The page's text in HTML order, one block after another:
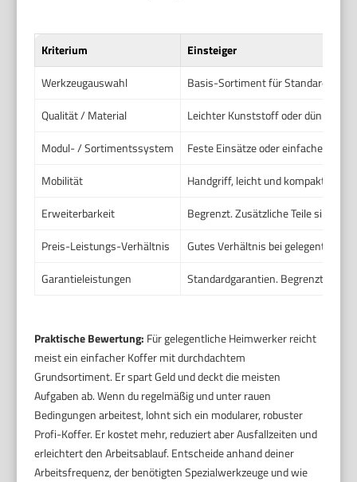
Kriterium
Einsteiger
Werkzeugauswahl
Basis-Sortiment für
Qualität / Material
Leichter Kunststoff oder dünnes
Modul- / Sortimentssystem
Feste Einsätze oder einfache
Mobilität
Handgriff, leicht und kompakt. Gut
Erweiterbarkeit
Begrenzt. Zusätzliche Teile sind
Preis-Leistungs-Verhältnis
Gutes Verhältnis bei
Garantieleistungen
Standardgarantien. Begrenzter
Praktische Bewertung: Für gelegentliche Heimwerker reicht
meist ein einfacher Koffer mit durchdachtem
Grundsortiment. Er spart Geld und deckt die meisten
Aufgaben ab. Wenn du regelmäßig und unter rauen
Bedingungen arbeitest, lohnt sich ein modularer, robuster
Profi-Koffer. Er kostet mehr, reduziert aber Ausfallzeiten und
erleichtert den Arbeitsablauf. Entscheide anhand deiner
Arbeitsfrequenz, der benötigten Spezialwerkzeuge und wie